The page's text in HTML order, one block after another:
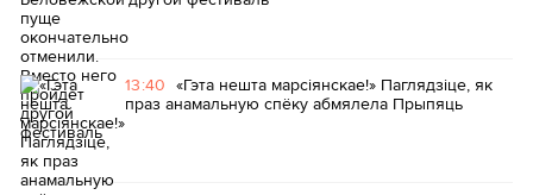
13:40 «Гэта нешта марсіянскае!» Паглядзіце, як
праз анамальную спёку абмялела Прыпяць